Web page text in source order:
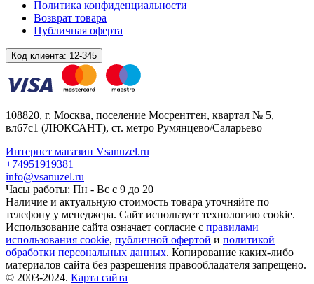
Политика конфиденциальности
Возврат товара
Публичная оферта
Код клиента: 12-345
108820, г. Москва, поселение Мосрентген, квартал № 5,
вл67с1 (ЛЮКСАНТ), ст. метро Румянцево/Саларьево
Интернет магазин Vsanuzel.ru
+74951919381
info@vsanuzel.ru
Часы работы: Пн - Вс с 9 до 20
Наличие и актуальную стоимость товара уточняйте по
телефону у менеджера. Сайт использует технологию cookie.
Использование сайта означает согласие с правилами
использования cookie, публичной офертой и политикой
обработки персональных данных. Копирование каких-либо
материалов сайта без разрешения правообладателя запрещено.
© 2003-2024. Карта сайта